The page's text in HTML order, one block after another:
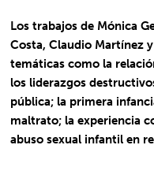
Los trabajos de Mónica
Costa, Claudio Martínez
temáticas como la
los liderazgos
pública; la primera
maltrato; la experiencia
abuso sexual infantil en